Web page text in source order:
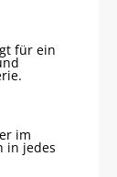
für ein
im
in jedes